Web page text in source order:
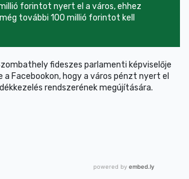
forintot nyert el a város, ehhez
további 100 millió forintot kell
fideszes parlamenti képviselője
Facebookon, hogy a város pénzt nyert el
rendszerének megújítására.